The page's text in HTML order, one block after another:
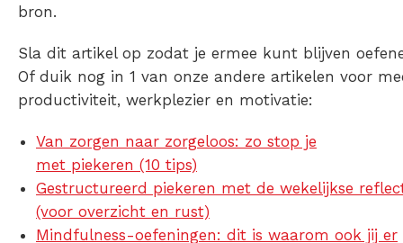
bron.
Sla dit artikel op zodat je ermee kunt blijven
Of duik nog in 1 van onze andere artikelen voor
productiviteit, werkplezier en motivatie:
Van zorgen naar zorgeloos: zo stop je
met piekeren (10 tips)
Gestructureerd piekeren met de wekelijkse
(voor overzicht en rust)
Mindfulness-oefeningen: dit is waarom ook jij er